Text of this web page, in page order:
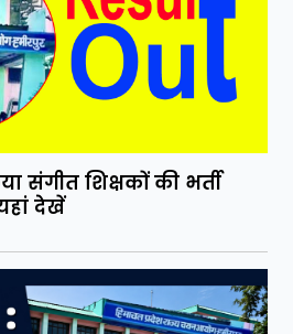
संगीत शिक्षकों की भर्ती
देखें